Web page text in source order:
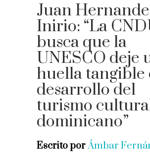
Juan
Inirio: “La
busca que la
UNESCO deje
huella tangible
desarrollo del
turismo
dominicano”
Escrito porÁmbar